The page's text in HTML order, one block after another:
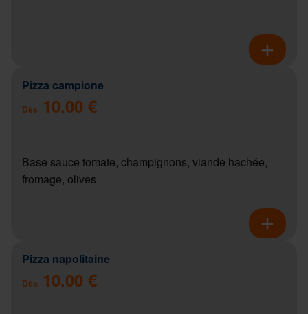
Pizza campione
Dès 10.00 €
Base sauce tomate, champignons, viande hachée,
fromage, olives
Pizza napolitaine
Dès 10.00 €